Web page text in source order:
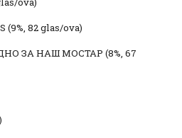
(9%, 82 glas/ova)
ЗА НАШ МОСТАР (8%, 67